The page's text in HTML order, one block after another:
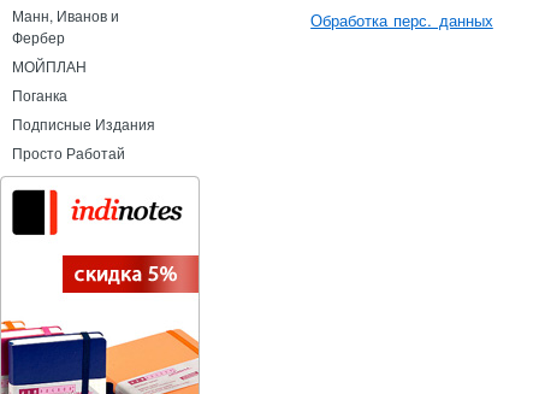
Манн, Иванов и
Фербер
МОЙПЛАН
Поганка
Подписные Издания
Просто Работай
Обработка перс. данных